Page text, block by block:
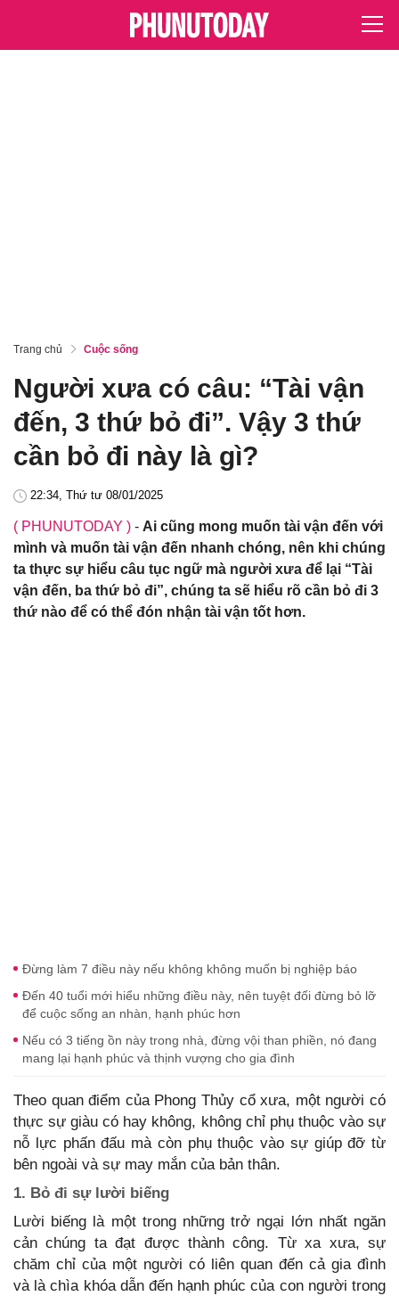
Trang chủ Cuộc sống
Người xưa có câu: “Tài vận
đến, 3 thứ bỏ đi”. Vậy 3 thứ
cần bỏ đi này là gì?
22:34, Thứ tư 08/01/2025
( PHUNUTODAY ) - Ai cũng mong muốn tài vận đến với
mình và muốn tài vận đến nhanh chóng, nên khi chúng
ta thực sự hiểu câu tục ngữ mà người xưa để lại “Tài
vận đến, ba thứ bỏ đi”, chúng ta sẽ hiểu rõ cần bỏ đi 3
thứ nào để có thể đón nhận tài vận tốt hơn.
Đừng làm 7 điều này nếu không không muốn bị nghiệp báo
Đến 40 tuổi mới hiểu những điều này, nên tuyệt đối đừng bỏ lỡ
để cuộc sống an nhàn, hạnh phúc hơn
Nếu có 3 tiếng ồn này trong nhà, đừng vội than phiền, nó đang
mang lại hạnh phúc và thịnh vượng cho gia đình
Theo quan điểm của Phong Thủy cổ xưa, một người có
thực sự giàu có hay không, không chỉ phụ thuộc vào sự
nỗ lực phấn đấu mà còn phụ thuộc vào sự giúp đỡ từ
bên ngoài và sự may mắn của bản thân.
1. Bỏ đi sự lười biếng
Lười biếng là một trong những trở ngại lớn nhất ngăn
cản chúng ta đạt được thành công. Từ xa xưa, sự
chăm chỉ của một người có liên quan đến cả gia đình
và là chìa khóa dẫn đến hạnh phúc của con người trong